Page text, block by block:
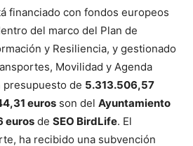
financiado con fondos europeos
del marco del Plan de
y Resiliencia, y gestionado
Movilidad y Agenda
presupuesto de 5.313.506,57
euros son del Ayuntamiento
euros de SEO BirdLife. El
ha recibido una subvención